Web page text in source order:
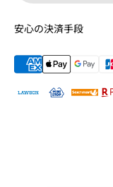
安心の決済手段